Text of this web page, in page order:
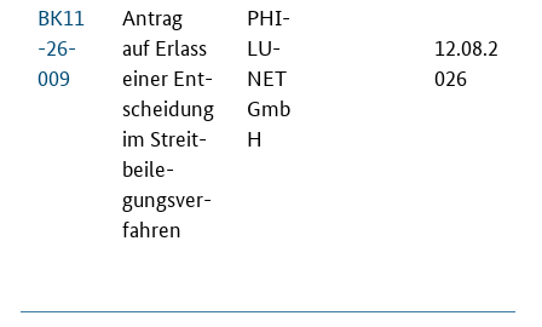
BK11
-26-
009
An­trag
auf Er­lass
ei­ner Ent­
schei­dung
im Streit­
bei­le­
gungs­ver­
fah­ren
PHI­
LU­
NET
Gmb
H
12.08.2
026